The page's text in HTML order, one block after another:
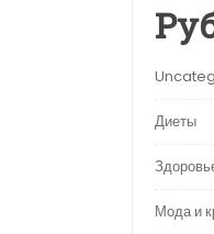
Диеты
Мода и